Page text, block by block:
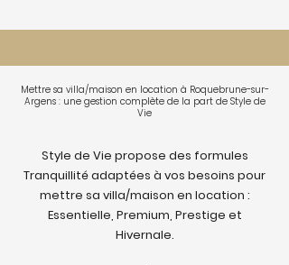
Mettre sa villa/maison en location à Roquebrune-sur-
Argens : une gestion complète de la part de Style de
Vie
Style de Vie propose des formules
Tranquillité adaptées à vos besoins pour
mettre sa villa/maison en location :
Essentielle, Premium, Prestige et
Hivernale.